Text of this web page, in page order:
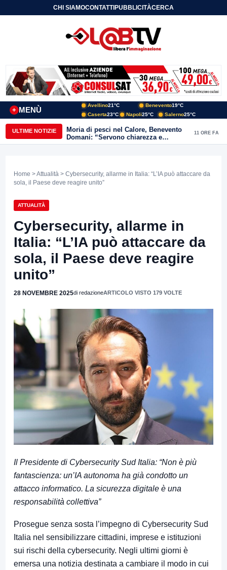
CHI SIAMOCONTATTIPUBBLICITÀCERCA
MENÙ
+
Avellino21°C Benevento19°C
Caserta23°C Napoli25°C Salerno25°C
ULTIME NOTIZIE
Moria di pesci nel Calore, Benevento
Domani: “Servono chiarezza e
approfondimenti sulla gestione
11 ORE FA
Home >Attualità > Cybersecurity, allarme in Italia: “L’IA può attaccare da
sola, il Paese deve reagire unito”
ATTUALITÀ
Cybersecurity, allarme in
Italia: “L’IA può attaccare da
sola, il Paese deve reagire
unito”
28 NOVEMBRE 2025di redazioneARTICOLO VISTO 179 VOLTE
Il Presidente di Cybersecurity Sud Italia: “Non è più
fantascienza: un’IA autonoma ha già condotto un
attacco informatico. La sicurezza digitale è una
responsabilità collettiva”
Prosegue senza sosta l’impegno di Cybersecurity Sud
Italia nel sensibilizzare cittadini, imprese e istituzioni
sui rischi della cybersecurity. Negli ultimi giorni è
emersa una notizia destinata a cambiare il modo in cui